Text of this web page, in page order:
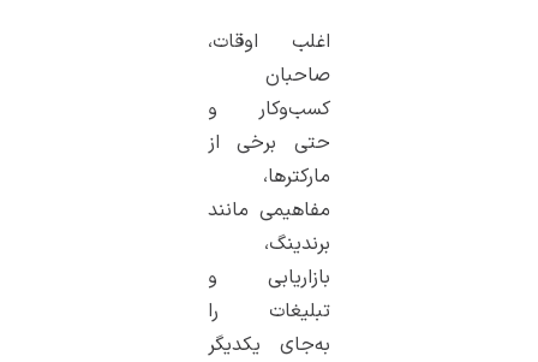
اغلب اوقات،
صاحبان
کسب‌وکار و
حتی برخی از
مارکترها،
مفاهیمی مانند
برندینگ،
بازاریابی و
تبلیغات را
به‌جای یکدیگر